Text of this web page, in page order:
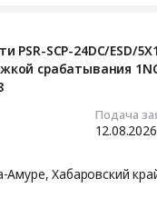
PSR-SCP-24DC/ESD/
срабатывания
Подача
12.08.2026
Амуре,Хабаровский